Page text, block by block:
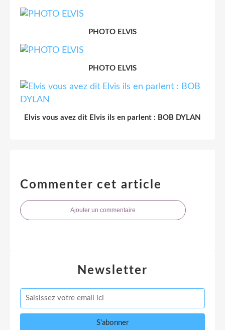
PHOTO ELVIS
PHOTO ELVIS
Elvis vous avez dit Elvis ils en parlent : BOB DYLAN
Commenter cet article
Ajouter un commentaire
Newsletter